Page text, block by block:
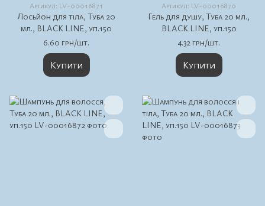
Артикул: LV-00016871
Лосьйон для тіла, Туба 20
мл., BLACK LINE, уп.150
6.60 грн/шт.
Купити
Артикул: LV-00016870
Гель для душу, Туба 20 мл.,
BLACK LINE, уп.150
4.32 грн/шт.
Купити